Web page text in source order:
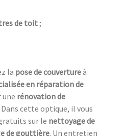
de toit;
la pose de couvertureà
en réparation de
une rénovation de
cette optique, il vous
sur le nettoyage de
de gouttière. Un entretien